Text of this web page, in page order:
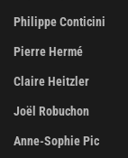
Philippe Conticini
Pierre Hermé
Claire Heitzler
Joël Robuchon
Anne-Sophie Pic